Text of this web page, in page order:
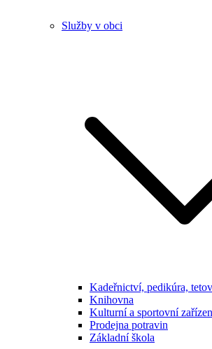
Služby v obci
Kadeřnictví, pedikúra,
Knihovna
Kulturní a sportovní
Prodejna potravin
Základní škola